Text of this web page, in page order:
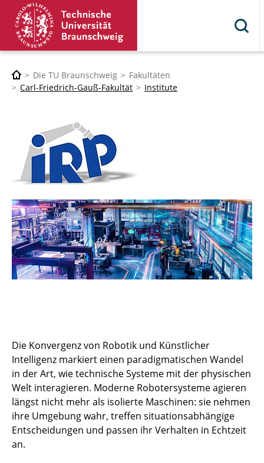
Die TU Braunschweig
Fakultäten
Carl-Friedrich-Gauß-Fakultät
Institute
Die Konvergenz von Robotik und Künstlicher
Intelligenz markiert einen paradigmatischen Wandel
in der Art, wie technische Systeme mit der physischen
Welt interagieren. Moderne Robotersysteme agieren
längst nicht mehr als isolierte Maschinen: sie nehmen
ihre Umgebung wahr, treffen situationsabhängige
Entscheidungen und passen ihr Verhalten in Echtzeit
an.